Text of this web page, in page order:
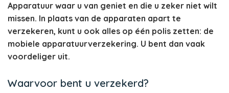
Apparatuur waar u van geniet en die u zeker niet wilt
missen. In plaats van de apparaten apart te
verzekeren, kunt u ook alles op één polis zetten: de
mobiele apparatuurverzekering. U bent dan vaak
voordeliger uit.
Waarvoor bent u verzekerd?